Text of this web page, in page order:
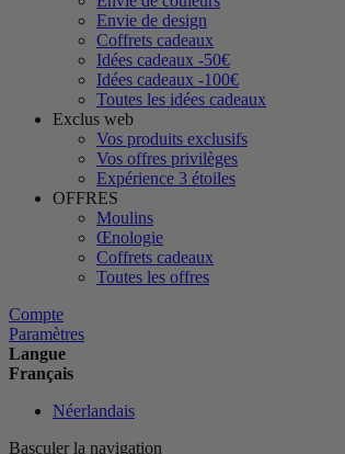
Envie de design
Coffrets cadeaux
Idées cadeaux -50€
Idées cadeaux -100€
Toutes les idées cadeaux
Exclus web
Vos produits exclusifs
Vos offres privilèges
Expérience 3 étoiles
OFFRES
Moulins
Œnologie
Coffrets cadeaux
Toutes les offres
Compte
Paramètres
Langue
Français
Néerlandais
Basculer la navigation